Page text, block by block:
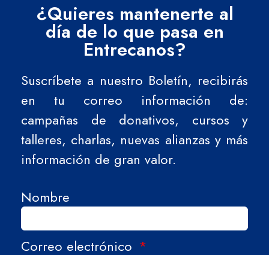
¿Quieres mantenerte al
día de lo que pasa en
Entrecanos?
Suscríbete a nuestro Boletín, recibirás
en tu correo información de:
campañas de donativos, cursos y
talleres, charlas, nuevas alianzas y más
información de gran valor.
Nombre
Correo electrónico